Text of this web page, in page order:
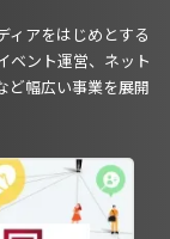
ィアをはじめとする
ベント運営、ネット
ど幅広い事業を展開